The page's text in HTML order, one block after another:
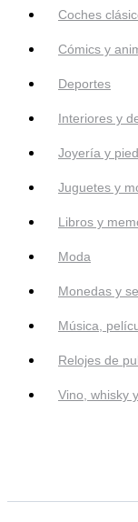
Coches
Cómics y
Deportes
Interiores y
Joyería y
Juguetes y
Libros y
Moda
Monedas y
Música,
Relojes de
Vino, whisky